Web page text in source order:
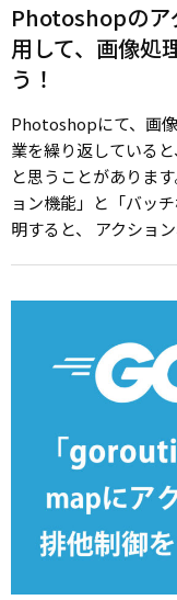
Photoshopのア
用して、画像処
う！
Photoshopにて、画
業を繰り返している
と思うことがありま
ョン機能」と「バッ
明すると、 アクショ